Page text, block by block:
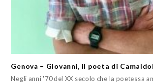
Genova – Giovanni, il poeta di
Negli anni '70 del XX secolo che la poetessa